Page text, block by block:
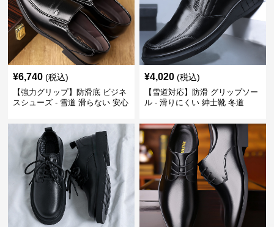
¥6,740 (税込)
【強力グリップ】防滑底 ビジネ
スシューズ - 雪道 滑らない 安心
¥4,020 (税込)
【雪道対応】防滑 グリップソー
ル - 滑りにくい 紳士靴 冬道